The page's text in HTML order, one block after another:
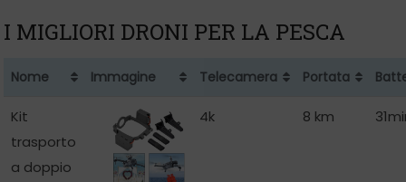
I MIGLIORI DRONI PER LA PESCA
Nome Immagine Telecamera Portata
Kit
trasporto
a doppio
4k 8 km